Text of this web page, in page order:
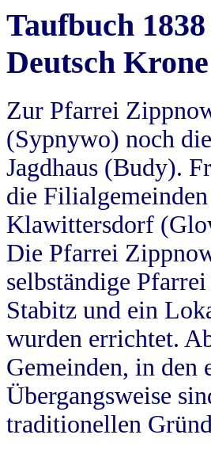
Taufbuch
Deutsch Krone
Zur Pfarrei
(Sypnywo) noch
Jagdhaus (Budy).
die
Klawittersdorf
Die Pfarrei
selbständige
Stabitz und ein
wurden errichtet.
Gemeinden, in den
Übergangsweise
traditionellen